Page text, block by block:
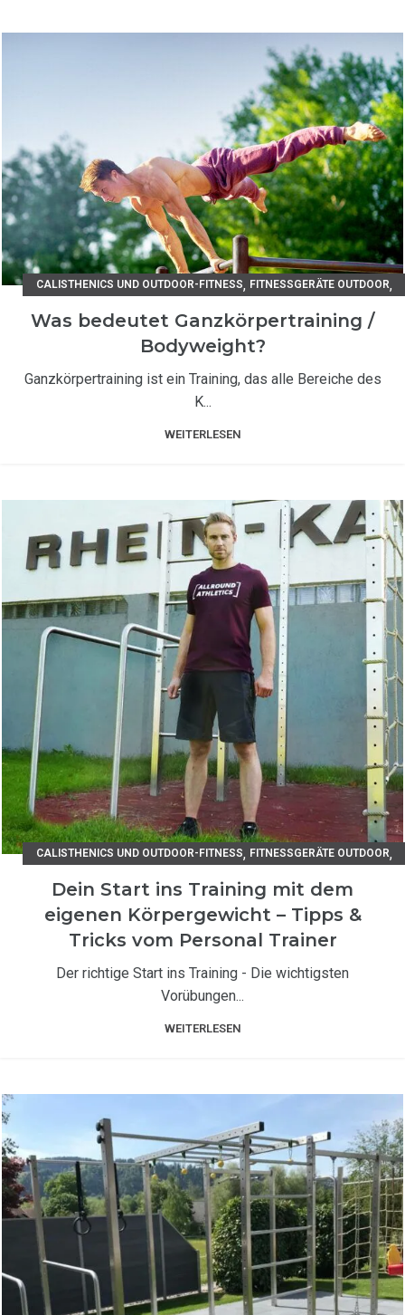
CALISTHENICS UND OUTDOOR-FITNESS, FITNESSGERÄTE OUTDOOR,
Was bedeutet Ganzkörpertraining /
Bodyweight?
Ganzkörpertraining ist ein Training, das alle Bereiche des
K...
WEITERLESEN
CALISTHENICS UND OUTDOOR-FITNESS, FITNESSGERÄTE OUTDOOR,
Dein Start ins Training mit dem
eigenen Körpergewicht – Tipps &
Tricks vom Personal Trainer
Der richtige Start ins Training - Die wichtigsten
Vorübungen...
WEITERLESEN